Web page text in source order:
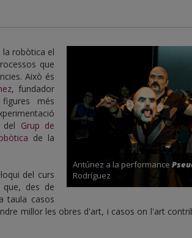
Antúnez a la performance
Rodríguez
robòtica el
que
Això és
, fundador
més
Grup de
de la
del curs
que, des de
taula casos
millor les obres d'art, i casos on l'art